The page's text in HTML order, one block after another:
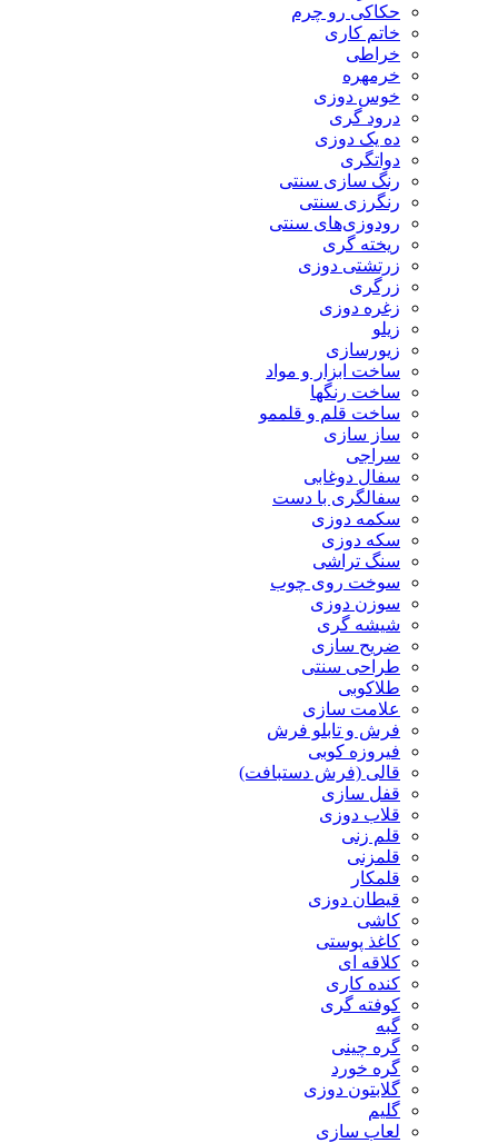
حکاکی رو چرم
خاتم کاری
خراطی
خرمهره
خوس دوزی
درود گری
ده یک دوزی
دواتگری
رنگ سازی سنتی
رنگرزی سنتی
رودوزی‌های سنتی
ریخته گری
زرتشتی دوزی
زرگری
زغره دوزی
زیلو
زیورسازی
ساخت ابزار و مواد
ساخت رنگها
ساخت قلم و قلممو
ساز سازی
سراجی
سفال دوغابی
سفالگری با دست
سکمه دوزی
سکه دوزی
سنگ تراشی
سوخت روی چوب
سوزن دوزی
شیشه گری
ضریح سازی
طراحی سنتی
طلاکوبی
علامت سازی
فرش و تابلو فرش
فیروزه کوبی
قالی (فرش دستبافت)
قفل سازی
قلاب دوزی
قلم زنی
قلمزنی
قلمکار
قیطان دوزی
کاشی
کاغذ پوستی
کلاقه ای
کنده کاری
کوفته گری
گبه
گره چینی
گره خورد
گلابتون دوزی
گلیم
لعاب سازی